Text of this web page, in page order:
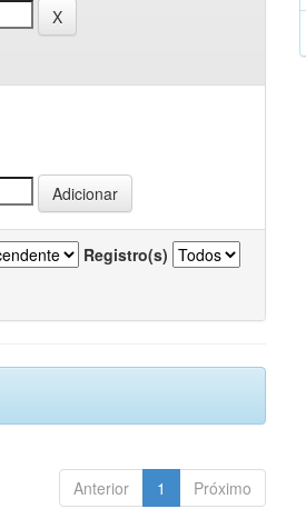
Registro(s)
Anterior 1 Próximo